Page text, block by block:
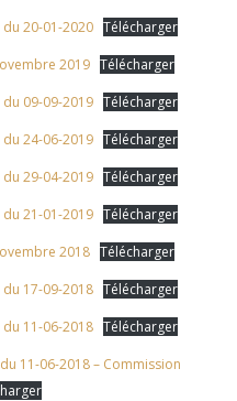
du 20-01-2020 Télécharger
2019 Télécharger
du 09-09-2019 Télécharger
du 24-06-2019 Télécharger
du 29-04-2019 Télécharger
du 21-01-2019 Télécharger
2018 Télécharger
du 17-09-2018 Télécharger
du 11-06-2018 Télécharger
11-06-2018 – Commission